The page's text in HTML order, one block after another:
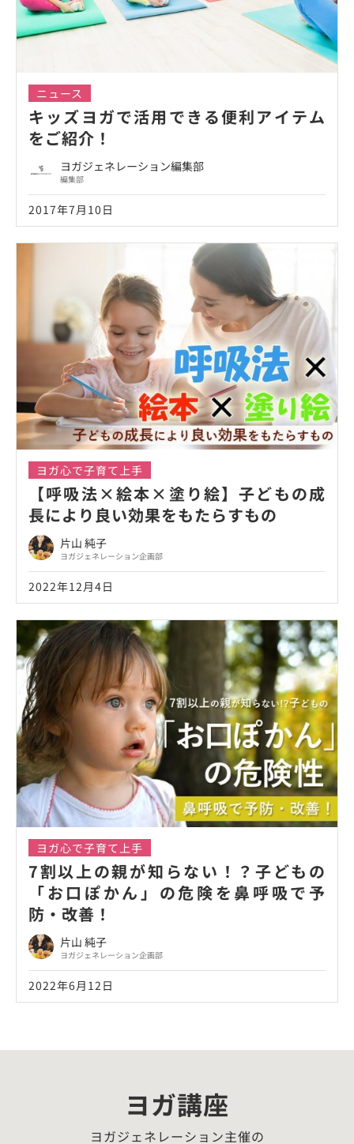
ニュース
キッズヨガで活用できる便利アイテム
をご紹介！
ヨガジェネレーション編集部
編集部
2017年7月10日
ヨガ心で子育て上手
【呼吸法×絵本×塗り絵】子どもの成
長により良い効果をもたらすもの
片山 純子
ヨガジェネレーション企画部
2022年12月4日
ヨガ心で子育て上手
7割以上の親が知らない！？子どもの
「お口ぽかん」の危険を鼻呼吸で予
防・改善！
片山 純子
ヨガジェネレーション企画部
2022年6月12日
ヨガ講座
ヨガジェネレーション主催の